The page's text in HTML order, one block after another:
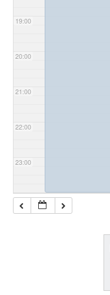
19:00
20:00
21:00
22:00
23:00